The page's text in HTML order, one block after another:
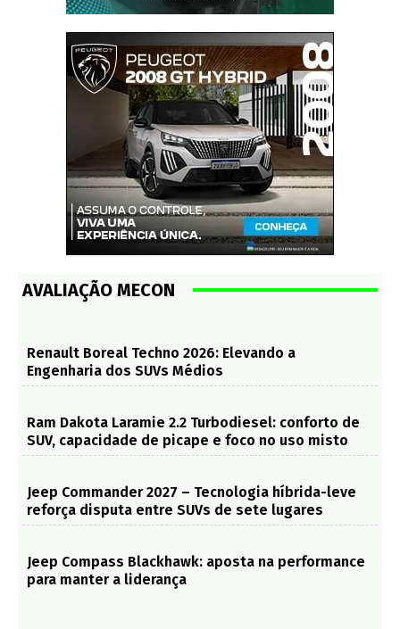
AVALIAÇÃO MECON
Renault Boreal Techno 2026: Elevando a
Engenharia dos SUVs Médios
Ram Dakota Laramie 2.2 Turbodiesel: conforto de
SUV, capacidade de picape e foco no uso misto
Jeep Commander 2027 – Tecnologia híbrida-leve
reforça disputa entre SUVs de sete lugares
Jeep Compass Blackhawk: aposta na performance
para manter a liderança